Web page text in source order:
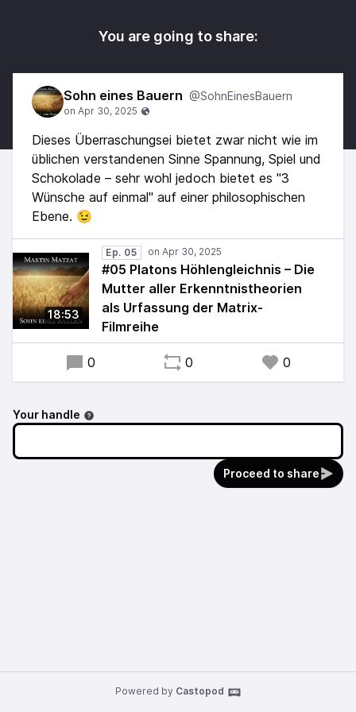
You are going to share:
Sohn eines Bauern @SohnEinesBauern
Dieses Überraschungsei bietet zwar nicht wie im
üblichen verstandenen Sinne Spannung, Spiel und
Schokolade – sehr wohl jedoch bietet es "3
Wünsche auf einmal" auf einer philosophischen
Ebene. 😉
18:53
Ep. 05
#05 Platons Höhlengleichnis – Die
Mutter aller Erkenntnistheorien
als Urfassung der Matrix-
Filmreihe
0 0 0
Your handle
Proceed to share
Powered by Castopod